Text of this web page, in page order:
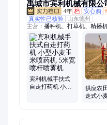
禹城市宾利机械有限公
4年 档 安心购
真实性已核验
山东德州
主营： 播种机、打草机、精播
肥车、播种施肥一体机
宾利机械手扶式
自走打药机 小型
供应农
走式小